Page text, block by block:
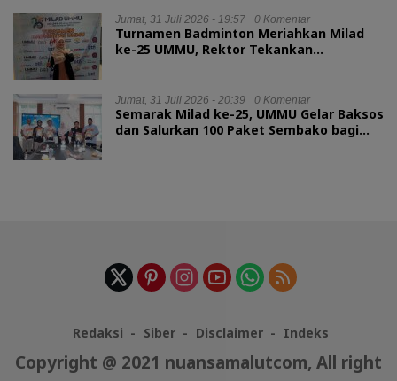
Jumat, 31 Juli 2026 - 19:57 0 Komentar
Turnamen Badminton Meriahkan Milad
ke-25 UMMU, Rektor Tekankan
Jumat, 31 Juli 2026 - 20:39 0 Komentar
Semarak Milad ke-25, UMMU Gelar Baksos
dan Salurkan 100 Paket Sembako bagi
Redaksi Siber Disclaimer Indeks
Copyright @ 2021 nuansamalutcom, All right